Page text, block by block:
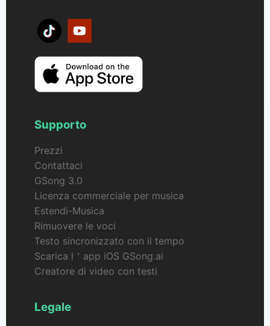
chiunque voglia sperimentare con la musica
generata dall'IA.
Supporto
Prezzi
Contattaci
GSong 3.0
Licenza commerciale per musica
Estendi-Musica
Rimuovere le voci
Testo sincronizzato con il tempo
Scarica l＇app iOS GSong.ai
Creatore di video con testi
Legale